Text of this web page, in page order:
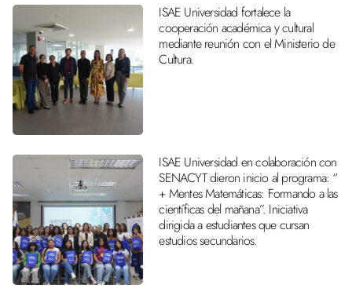
ISAE Universidad fortalece la
cooperación académica y cultural
mediante reunión con el Ministerio de
Cultura.
ISAE Universidad en colaboración con
SENACYT dieron inicio al programa: “
+ Mentes Matemáticas: Formando a las
científicas del mañana”. Iniciativa
dirigida a estudiantes que cursan
estudios secundarios.